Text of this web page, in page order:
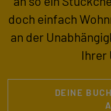
doch einfach
an der
Ihrer
DEINE